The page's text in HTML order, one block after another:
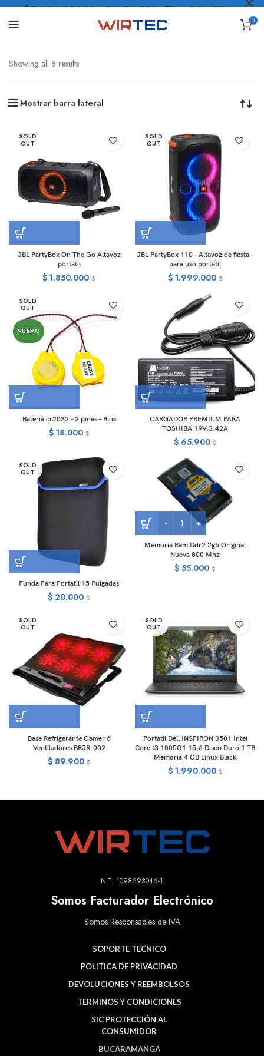
0
Showing all 8 results
Mostrar barra lateral
SOLD
OUT
JBL PartyBox On The Go Altavoz
portátil
$ 1.850.000 $
SOLD
OUT
JBL PartyBox 110 – Altavoz de fiesta –
para uso portátil
$1.999.000 $
SOLD
OUT
NUEVO
Batería cr2032 – 2 pines – Bios
$18.000 $
CARGADOR PREMIUM PARA
TOSHIBA 19V 3.42A
$65.900 $
SOLD
OUT
Funda Para Portatil 15 Pulgadas
$ 20.000 $
Memoria Ram Ddr2 2gb Original
Nueva 800 Mhz
$ 55.000 $
SOLD
OUT
Base Refrigerante Gamer 6
Ventiladores BRJR-002
$89.900 $
SOLD
OUT
Portatil Dell INSPIRON 3501 Intel
Core I3 1005G1 15,6 Disco Duro 1 TB
Memoria 4 GB Linux Black
$1.990.000 $
NIT. 1098698046-1
Somos Facturador Electrónico
Somos Responsables de IVA
SOPORTE TECNICO
POLITICA DE PRIVACIDAD
DEVOLUCIONES Y REEMBOLSOS
TERMINOS Y CONDICIONES
SIC PROTECCIÓN AL
CONSUMIDOR
BUCARAMANGA
$5.000 PESOS* EN TU PRIMERA COMPRA